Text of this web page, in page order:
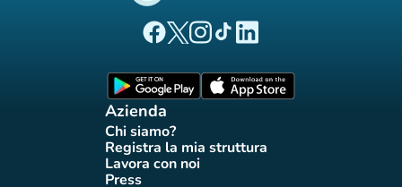
(nuova scheda)
(nuova scheda)
(nuova scheda)
(nuova scheda)
(nuova scheda)
Azienda
Chi siamo?(nuova scheda)
Registra la mia struttura
(nuova scheda)
Lavora con noi
(nuova scheda)
Press